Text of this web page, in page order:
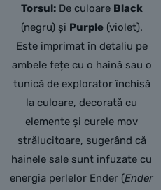
Torsul:De culoare Black
(negru) și Purple(violet).
Este imprimat în detaliu pe
ambele fețe cu o haină sau o
tunică de explorator închisă
la culoare, decorată cu
elemente și curele mov
strălucitoare, sugerând că
hainele sale sunt infuzate cu
energia perlelor Ender (Ender